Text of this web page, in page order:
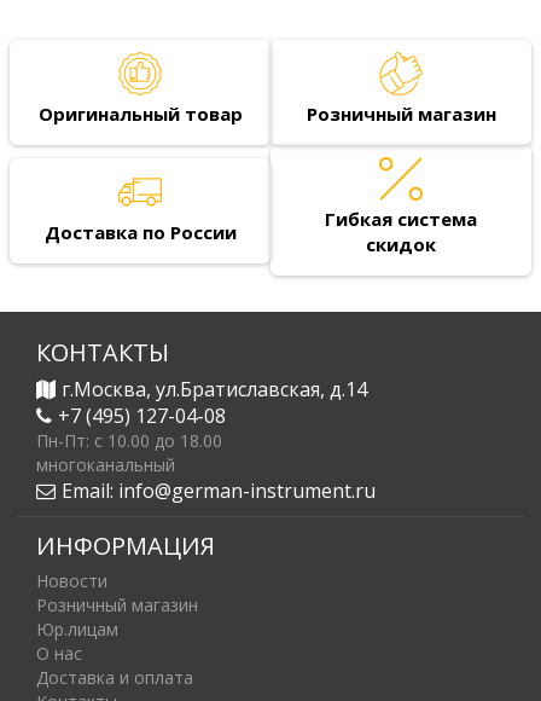
Оригинальный товар Розничный магазин
Доставка по России
Гибкая система
скидок
КОНТАКТЫ
г.Москва, ул.Братиславская, д.14
+7 (495) 127-04-08
Пн-Пт: c 10.00 до 18.00
многоканальный
Email: info@german-instrument.ru
ИНФОРМАЦИЯ
Новости
Розничный магазин
Юр.лицам
О нас
Доставка и оплата